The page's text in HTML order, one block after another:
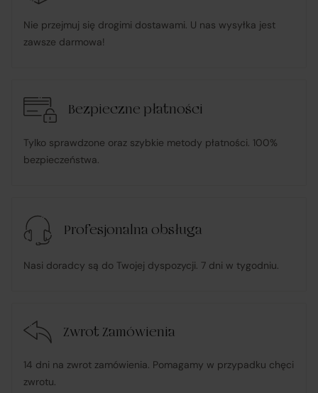
Nie przejmuj się drogimi dostawami. U nas wysyłka jest
zawsze darmowa!
Bezpieczne płatności
Tylko sprawdzone oraz szybkie metody płatności. 100%
bezpieczeństwa.
Profesjonalna obsługa
Nasi doradcy są do Twojej dyspozycji. 7 dni w tygodniu.
Zwrot Zamówienia
14 dni na zwrot zamówienia. Pomagamy w przypadku chęci
zwrotu.
udzielonego pełnomocnictwa), składając zamówienie u
Sprzedawcy i dokonując płatności za towar;
konsumenckie zgodnie z ustawą o prawach
konsumenta;
lub zwrot środków Klientowi;
udostępnia, na życzenie Klienta, dokumentację
produktową i instrukcje użytkowania w języku polskim;